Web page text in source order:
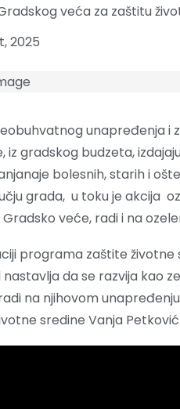
veća za zaštitu
2025
unapređenja i
iz gradskog budzeta,
bolesnih, starih i
grada, u toku je akcija
Gradsko veće, radi i na
programa zaštite
nastavlja da se razvija kao
na njihovom
sredine Vanja Petković.